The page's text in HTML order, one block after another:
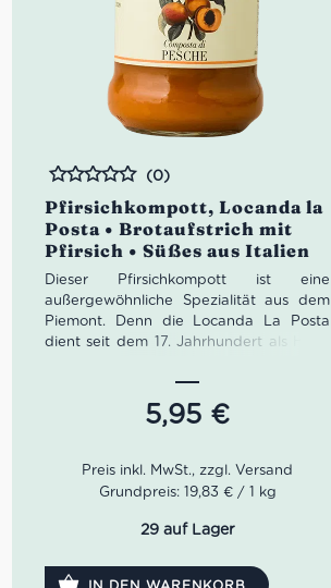
Pfirsichkompott, Locanda la
Posta • Brotaufstrich mit
Pfirsich • Süßes aus Italien
Bewertet
(0)
Dieser Pfirsichkompott ist eine
außergewöhnliche Spezialität aus dem
Piemont. Denn die Locanda La Posta
dient seit dem 17. Jahrhundert als Hotel
Durchreisende. Seit vielen Generationen
verwöhnt die Familie Genovesio ihre
Gäste mit vorzüglichen Speisen und
Regeln der Kunst. Damit die reisenden
Gäste genügend Proviant mit adäquater
Genovesio ihre Leckereien in Gläser zu
5,95 €
Grundpreis: 19,83 € / 1 kg
29 auf Lager